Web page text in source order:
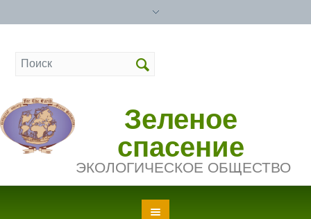
Зеленое
спасение
ЭКОЛОГИЧЕСКОЕ ОБЩЕСТВО